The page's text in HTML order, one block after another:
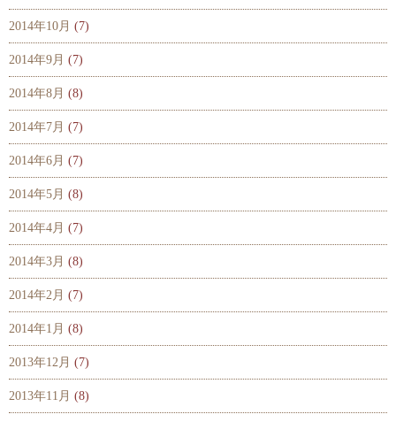
2014年10月 (7)
2014年9月 (7)
2014年8月 (8)
2014年7月 (7)
2014年6月 (7)
2014年5月 (8)
2014年4月 (7)
2014年3月 (8)
2014年2月 (7)
2014年1月 (8)
2013年12月 (7)
2013年11月 (8)